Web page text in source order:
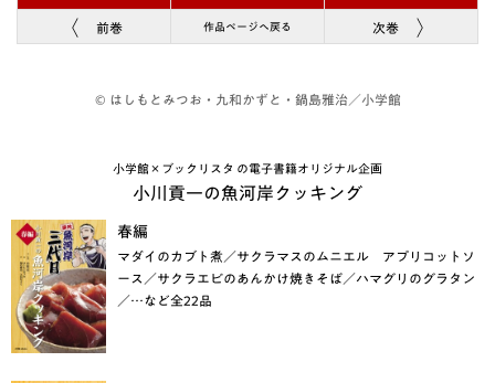
前巻 作品ページへ戻る 次巻
© はしもとみつお・九和かずと・鍋島雅治／小学館
小学館×ブックリスタ の電子書籍オリジナル企画
小川貢一の魚河岸クッキング
春編
マダイのカブト煮／サクラマスのムニエル アプリコットソ
ース／サクラエビのあんかけ焼きそば／ハマグリのグラタン
／…など全22品